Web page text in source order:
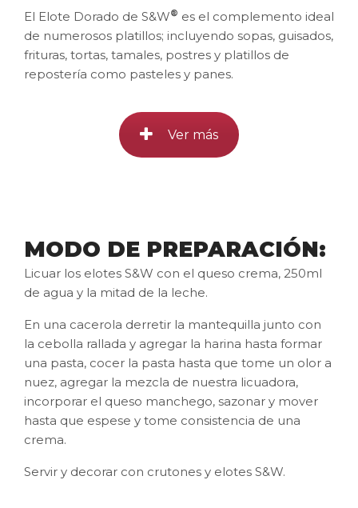
El Elote Dorado de S&W® es el complemento ideal
de numerosos platillos; incluyendo sopas, guisados,
frituras, tortas, tamales, postres y platillos de
repostería como pasteles y panes.
Ver más
MODO DE PREPARACIÓN:
Licuar los elotes S&W con el queso crema, 250ml
de agua y la mitad de la leche.
En una cacerola derretir la mantequilla junto con
la cebolla rallada y agregar la harina hasta formar
una pasta, cocer la pasta hasta que tome un olor a
nuez, agregar la mezcla de nuestra licuadora,
incorporar el queso manchego, sazonar y mover
hasta que espese y tome consistencia de una
crema.
Servir y decorar con crutones y elotes S&W.